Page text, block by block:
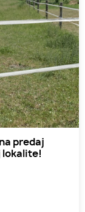
predaj
lokalite!